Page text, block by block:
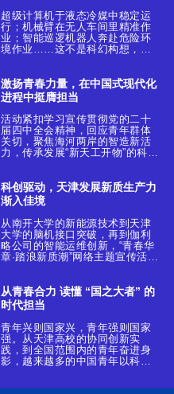
超级计算机于液态冷媒中稳定运
行；机械臂在无人车间里精准作
业；智能巡逻机器人奔赴危险环
境作业……这不是科幻构想，而
源到超级计算机，从智能网联到
生物医药，一批前沿科技成果在
此落地投产，正加速转化为新质
生产力。
激扬青春力量，在中国式现代化
进程中挺膺担当
活动紧扣学习宣传贯彻党的二十
届四中全会精神，回应青年群体
关切，聚焦海河两岸的智造新活
力，传承发展“新天工开物”的科技
城市同奋进、与国家共发展的昂
扬姿态，引导当代青年勇扛历史
重任，为新质生产力发展注入澎
湃的青春动能。
科创驱动，天津发展新质生产力
渐入佳境
从南开大学的新能源技术到天津
大学的脑机接口突破，再到伽利
略公司的智能运维创新，“青春华
章·踏浪新质潮”网络主题宣传活动
从青春合力 读懂 “国之大者” 的
时代担当
青年兴则国家兴，青年强则国家
强。从天津高校的协同创新实
践，到全国范围内的青年奋进身
影，越来越多的中国青年以科技